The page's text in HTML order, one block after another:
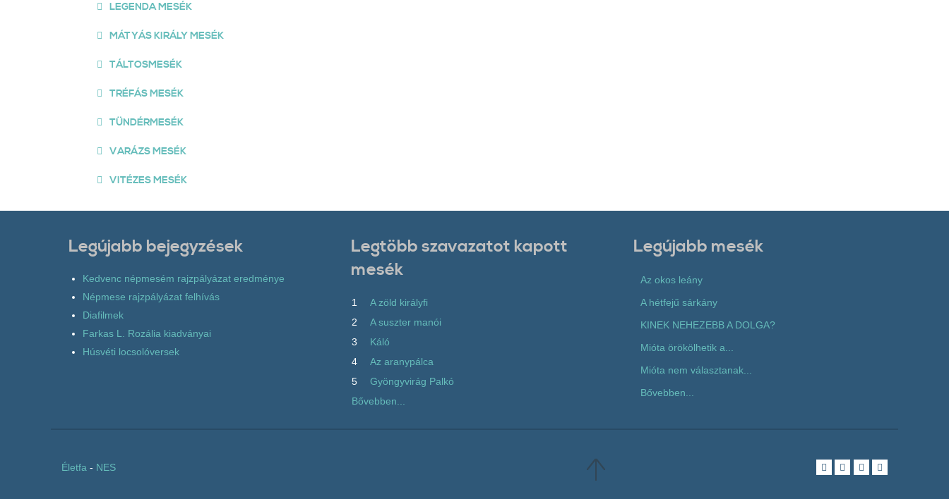
LEGENDA MESÉK
MÁTYÁS KIRÁLY MESÉK
TÁLTOSMESÉK
TRÉFÁS MESÉK
TÜNDÉRMESÉK
VARÁZS MESÉK
VITÉZES MESÉK
Legújabb bejegyzések
Kedvenc népmesém rajzpályázat eredménye
Népmese rajzpályázat felhívás
Diafilmek
Farkas L. Rozália kiadványai
Húsvéti locsolóversek
Legtöbb szavazatot kapott
mesék
1
A zöld királyfi
2
A suszter manói
3
Káló
4
Az aranypálca
5
Gyöngyvirág Palkó
Bővebben...
Legújabb mesék
Az okos leány
A hétfejű sárkány
KINEK NEHEZEBB A DOLGA?
Mióta örökölhetik a...
Mióta nem választanak...
Bővebben...
Életfa - NES